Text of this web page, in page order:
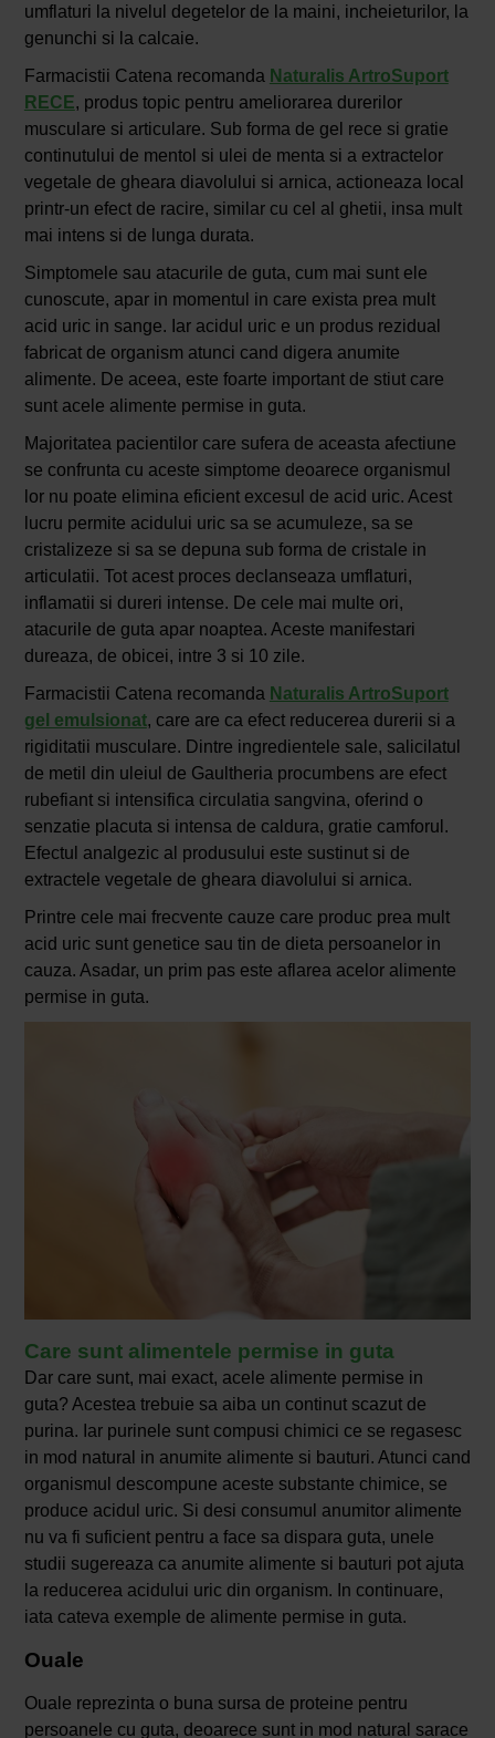
umflaturi la nivelul degetelor de la maini, incheieturilor, la
genunchi si la calcaie.
Farmacistii Catena recomanda Naturalis ArtroSuport
RECE, produs topic pentru ameliorarea durerilor
musculare si articulare. Sub forma de gel rece si gratie
continutului de mentol si ulei de menta si a extractelor
vegetale de gheara diavolului si arnica, actioneaza local
printr-un efect de racire, similar cu cel al ghetii, insa mult
mai intens si de lunga durata.
Simptomele sau atacurile de guta, cum mai sunt ele
cunoscute, apar in momentul in care exista prea mult
acid uric in sange. Iar acidul uric e un produs rezidual
fabricat de organism atunci cand digera anumite
alimente. De aceea, este foarte important de stiut care
sunt acele alimente permise in guta.
Majoritatea pacientilor care sufera de aceasta afectiune
se confrunta cu aceste simptome deoarece organismul
lor nu poate elimina eficient excesul de acid uric. Acest
lucru permite acidului uric sa se acumuleze, sa se
cristalizeze si sa se depuna sub forma de cristale in
articulatii. Tot acest proces declanseaza umflaturi,
inflamatii si dureri intense. De cele mai multe ori,
atacurile de guta apar noaptea. Aceste manifestari
dureaza, de obicei, intre 3 si 10 zile.
Farmacistii Catena recomanda Naturalis ArtroSuport
gel emulsionat, care are ca efect reducerea durerii si a
rigiditatii musculare. Dintre ingredientele sale, salicilatul
de metil din uleiul de Gaultheria procumbens are efect
rubefiant si intensifica circulatia sangvina, oferind o
senzatie placuta si intensa de caldura, gratie camforul.
Efectul analgezic al produsului este sustinut si de
extractele vegetale de gheara diavolului si arnica.
Printre cele mai frecvente cauze care produc prea mult
acid uric sunt genetice sau tin de dieta persoanelor in
cauza. Asadar, un prim pas este aflarea acelor alimente
permise in guta.
Care sunt alimentele permise in guta
Dar care sunt, mai exact, acele alimente permise in
guta? Acestea trebuie sa aiba un continut scazut de
purina. Iar purinele sunt compusi chimici ce se regasesc
in mod natural in anumite alimente si bauturi. Atunci cand
organismul descompune aceste substante chimice, se
produce acidul uric. Si desi consumul anumitor alimente
nu va fi suficient pentru a face sa dispara guta, unele
studii sugereaza ca anumite alimente si bauturi pot ajuta
la reducerea acidului uric din organism. In continuare,
iata cateva exemple de alimente permise in guta.
Ouale
Ouale reprezinta o buna sursa de proteine pentru
persoanele cu guta, deoarece sunt in mod natural sarace